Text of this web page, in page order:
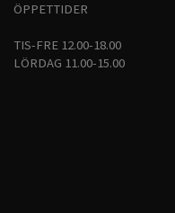
ÖPPETTIDER
TIS-FRE 12.00-18.00
LÖRDAG 11.00-15.00